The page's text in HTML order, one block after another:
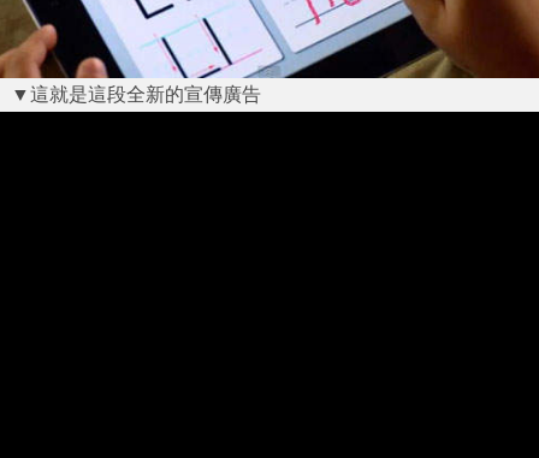
▼這就是這段全新的宣傳廣告